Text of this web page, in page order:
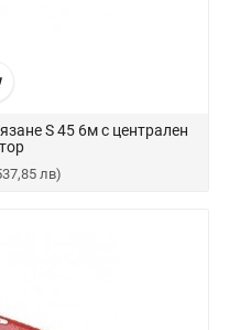
S 45 6м с централен
лв)